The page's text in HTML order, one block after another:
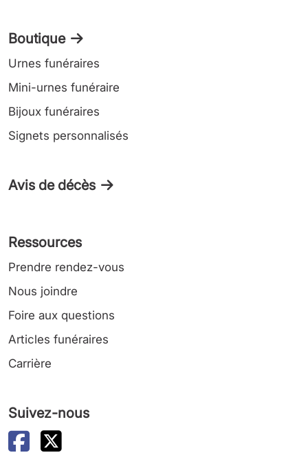
Boutique
Urnes funéraires
Mini-urnes funéraire
Bijoux funéraires
Signets personnalisés
Avis de décès
Ressources
Prendre rendez-vous
Nous joindre
Foire aux questions
Articles funéraires
Carrière
Suivez-nous